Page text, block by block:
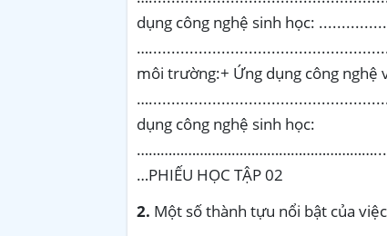
2. Một số thành tựu nổi bật của